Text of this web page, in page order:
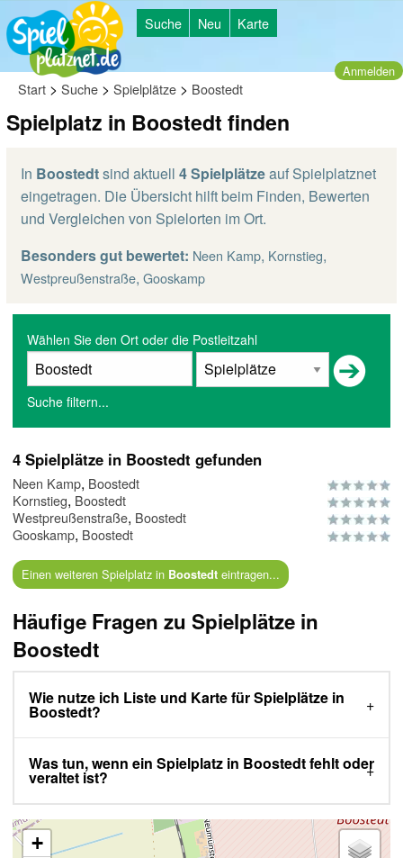
Suche Neu Karte
Anmelden
Start > Suche > Spielplätze > Boostedt
Spielplatz in Boostedt finden
In Boostedtsind aktuell 4 Spielplätzeauf Spielplatznet
eingetragen. Die Übersicht hilft beim Finden, Bewerten
und Vergleichen von Spielorten im Ort.
Besonders gut bewertet: Neen Kamp, Kornstieg,
Westpreußenstraße, Gooskamp
Wählen Sie den Ort oder die Postleitzahl
Suche filtern...
4 Spielplätze in Boostedt gefunden
Neen Kamp, Boostedt
Kornstieg, Boostedt
Westpreußenstraße, Boostedt
Gooskamp, Boostedt
Einen weiteren Spielplatz in Boostedteintragen...
Häufige Fragen zu Spielplätze in
Boostedt
Wie nutze ich Liste und Karte für Spielplätze in
Boostedt?
Was tun, wenn ein Spielplatz in Boostedt fehlt oder
veraltet ist?
+